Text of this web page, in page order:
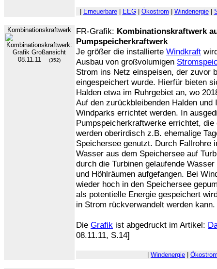
Erneuerbare| EEG| Ökostrom Windenergie|
Kombinationskraftwerk
08.11.11 (352)
FR-Grafik: Kombinationskraftwerk
Pumpspeicherkraftwerk
Je größer die installierte Windkraft
Ausbau von großvolumigen
Strom ins Netz einspeisen, der zuvor
eingespeichert wurde. Hierfür bieten
Halden etwa im Ruhrgebiet an, wo
Auf den zurückbleibenden Halden und
Windparks errichtet werden. In
Pumpspeicherkraftwerke errichtet,
werden oberirdisch z.B. ehemalige
Speichersee genutzt. Durch Fallrohre
Wasser aus dem Speichersee auf
durch die Turbinen gelaufende
und Höhlräumen aufgefangen. Bei
wieder hoch in den Speichersee
als potentielle Energie gespeichert
in Strom rückverwandelt werden kann.
Die Grafik ist abgedruckt im Artikel:
08.11.11, S.14]
Windenergie